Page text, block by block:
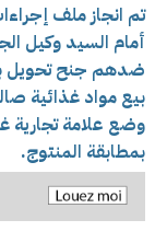
تم انجاز ملف
أمام السيد وكيل
ضدهم جنح تحويل
بيع مواد غذائية
وضع علامة تجارية
بمطابقة المنتوج.